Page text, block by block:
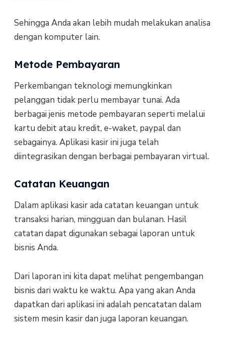
Sehingga Anda akan lebih mudah melakukan analisa
dengan komputer lain.
Metode Pembayaran
Perkembangan teknologi memungkinkan
pelanggan tidak perlu membayar tunai. Ada
berbagai jenis metode pembayaran seperti melalui
kartu debit atau kredit, e-waket, paypal dan
sebagainya. Aplikasi kasir ini juga telah
diintegrasikan dengan berbagai pembayaran virtual.
Catatan Keuangan
Dalam aplikasi kasir ada catatan keuangan untuk
transaksi harian, mingguan dan bulanan. Hasil
catatan dapat digunakan sebagai laporan untuk
bisnis Anda.
Dari laporan ini kita dapat melihat pengembangan
bisnis dari waktu ke waktu. Apa yang akan Anda
dapatkan dari aplikasi ini adalah pencatatan dalam
sistem mesin kasir dan juga laporan keuangan.